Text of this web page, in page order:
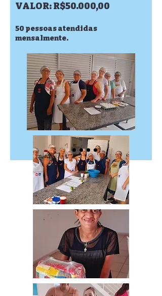
VALOR: R$50.000,00
50 pessoas atendidas
mensalmente.